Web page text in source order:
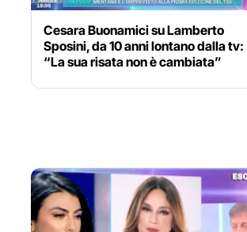
Cesara Buonamici su Lamberto
Sposini, da 10 anni lontano dalla tv:
“La sua risata non è cambiata”